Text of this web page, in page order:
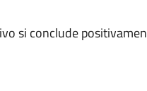
si conclude